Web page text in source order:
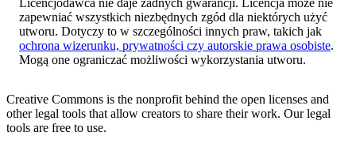
Licencjodawca nie daje żadnych gwarancji. Licencja może nie
zapewniać wszystkich niezbędnych zgód dla niektórych użyć
utworu. Dotyczy to w szczególności innych praw, takich jak
ochrona wizerunku, prywatności czy autorskie prawa osobiste.
Mogą one ograniczać możliwości wykorzystania utworu.
Creative Commons is the nonprofit behind the open licenses and
other legal tools that allow creators to share their work. Our legal
tools are free to use.